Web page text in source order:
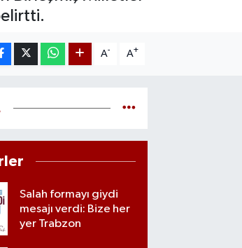
A- A+
Salah formayı giydi
mesajı verdi: Bize her
yer Trabzon